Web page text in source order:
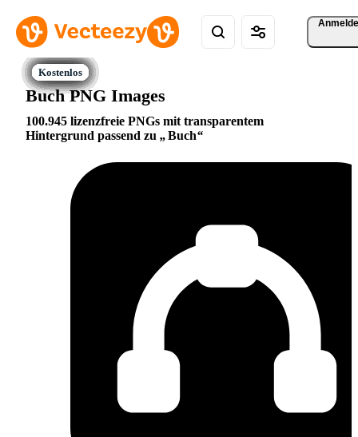
Buch PNG Images
100.945 lizenzfreie PNGs mit transparentem
Hintergrund passend zu
Buch